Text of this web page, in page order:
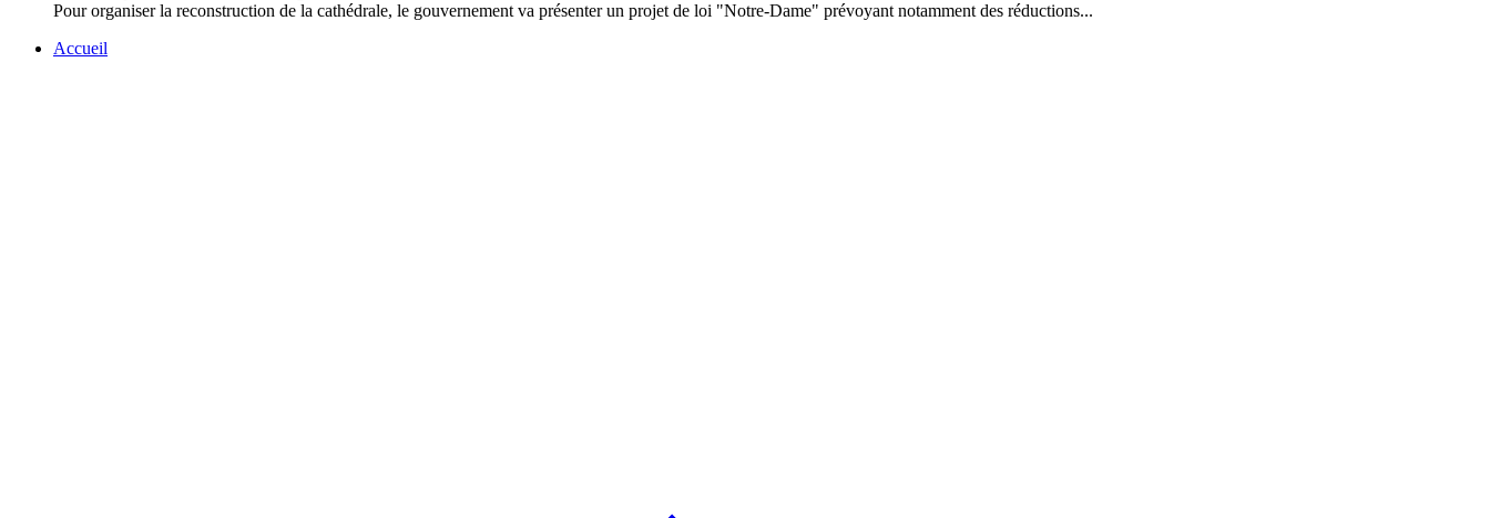
Pour organiser la reconstruction de la cathédrale, le gouvernement va présenter un projet de loi "Notre-Dame" prévoyant notamment des réductions...
Accueil